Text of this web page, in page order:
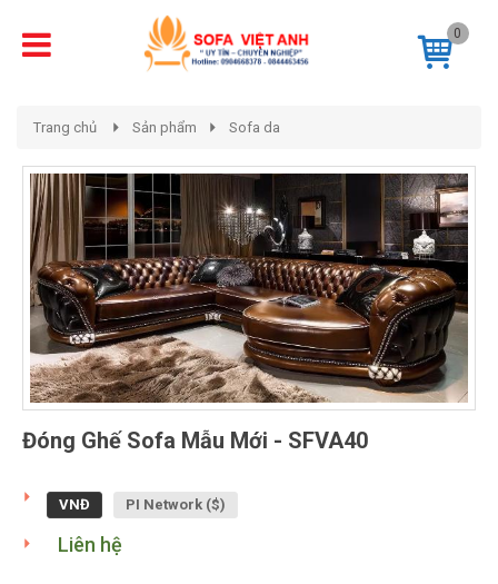
0
Trang chủ Sản phẩm Sofa da
Đóng Ghế Sofa Mẫu Mới - SFVA40
VNĐ PI Network ($)
Liên hệ